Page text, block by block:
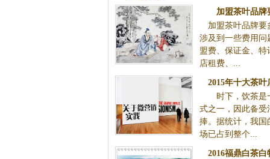
加盟茶叶品牌
加盟茶叶品牌要
涉及到一些费用问
盟费、保证金、特
店租费、...
2015年十大茶
时下，饮茶是
式之一，因此备受
捧。据统计，我国
场已占到整个...
2016福鼎白茶